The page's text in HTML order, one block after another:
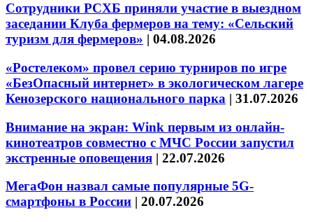
Сотрудники РСХБ приняли участие в выездном
заседании Клуба фермеров на тему: «Сельский
туризм для фермеров» | 04.08.2026
«Ростелеком» провел серию турниров по игре
«БезОпасный интернет» в экологическом лагере
Кенозерского национального парка | 31.07.2026
Внимание на экран: Wink первым из онлайн-
кинотеатров совместно с МЧС России запустил
экстренные оповещения | 22.07.2026
МегаФон назвал самые популярные 5G-
смартфоны в России | 20.07.2026